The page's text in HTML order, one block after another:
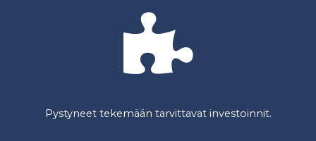
Pystyneet tekemään tarvittavat investoinnit.